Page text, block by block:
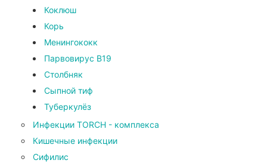
Коклюш
Корь
Менингококк
Парвовирус В19
Столбняк
Сыпной тиф
Туберкулёз
Инфекции TORCH - комплекса
Кишечные инфекции
Сифилис